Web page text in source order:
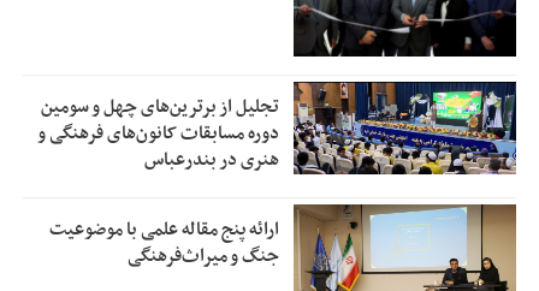
تجلیل از بر‌ترین‌های چهل و سومین
دوره مسابقات کانون‌های فرهنگی و
هنری در بندرعباس
ارائه پنج مقاله علمی با موضوعیت
جنگ و میراث‌فرهنگی